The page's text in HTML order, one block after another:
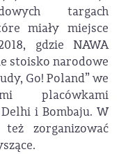
targach
miały miejsce
gdzie NAWA
stoisko narodowe
Go! Poland” we
placówkami
i Bombaju. W
zorganizować